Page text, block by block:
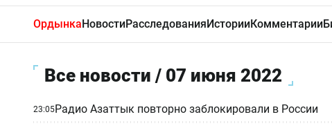
ОрдынкаНовостиРасследованияИсторииКомментарии
Все новости / 07 июня 2022
23:05Радио Азаттык повторно заблокировали в России